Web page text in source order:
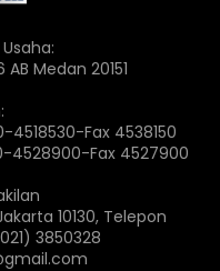
Medan 20151
4518530-Fax 4538150
4528900-Fax 4527900
10130, Telepon
3850328